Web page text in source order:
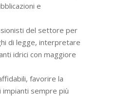
e
del settore per
di legge, interpretare
idrici con maggiore
favorire la
sempre più